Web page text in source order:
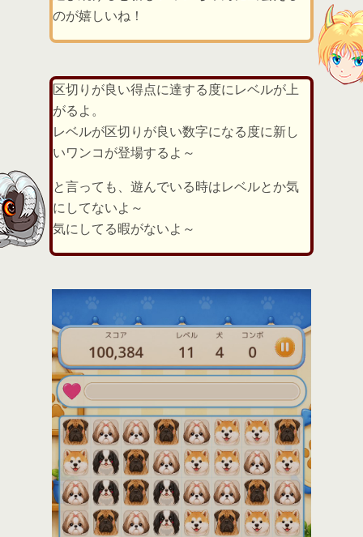
のが嬉しいね！
区切りが良い得点に達する度にレベルが上
がるよ。
レベルが区切りが良い数字になる度に新し
いワンコが登場するよ～
と言っても、遊んでいる時はレベルとか気
にしてないよ～
気にしてる暇がないよ～